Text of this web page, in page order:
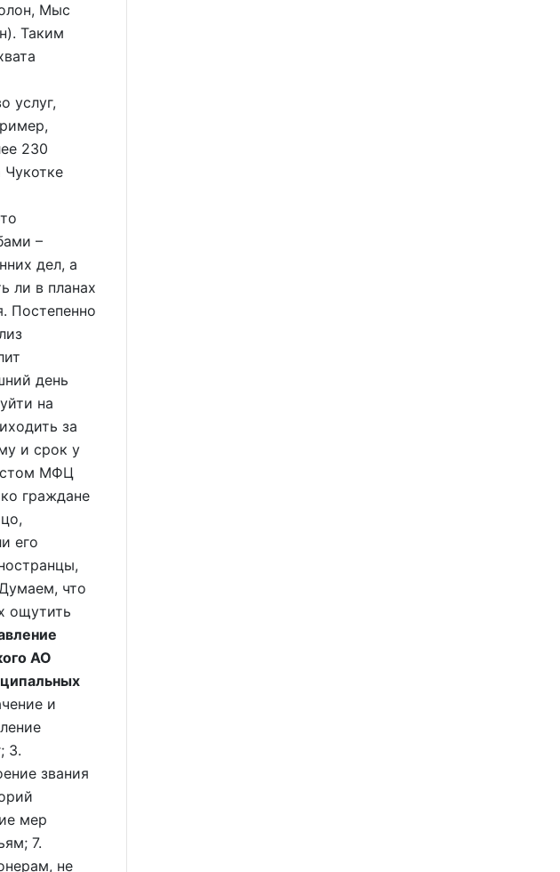
Мыс
Таким
услуг,
230
Чукотке
–
дел, а
ли в планах
Постепенно
день
на
за
и срок у
МФЦ
граждане
его
что
ощутить
АО
и
3.
звания
мер
7.
не